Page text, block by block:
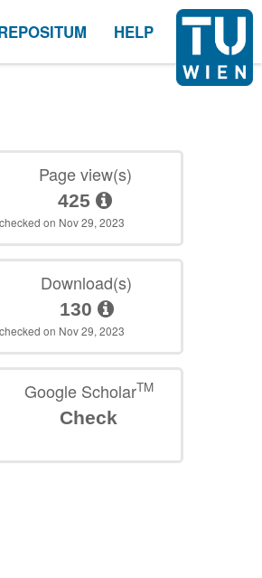
HELP
Page view(s)
425
checked on Nov 29, 2023
Download(s)
130
checked on Nov 29, 2023
Google ScholarTM
Check